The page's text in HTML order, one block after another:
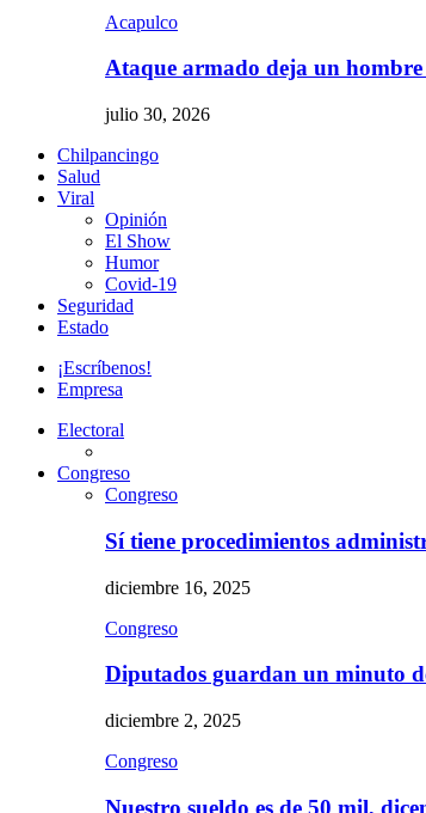
Acapulco
Ataque armado deja un
julio 30, 2026
Chilpancingo
Salud
Viral
Opinión
El Show
Humor
Covid-19
Seguridad
Estado
¡Escríbenos!
Empresa
Electoral
Congreso
Congreso
Sí tiene procedimientos
diciembre 16, 2025
Congreso
Diputados guardan un minuto
diciembre 2, 2025
Congreso
Nuestro sueldo es de 50 mil,